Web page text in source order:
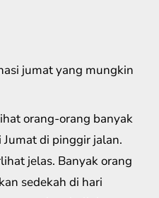
jumat yang mungkin
orang-orang banyak
di pinggir jalan.
jelas. Banyak orang
sedekah di hari